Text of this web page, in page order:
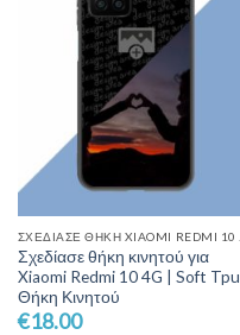
Wishlist
Σχεδίασε θήκη κινητού για
Xiaomi Redmi 10 4G | Soft Tpu
Θήκη Κινητού
€18.00